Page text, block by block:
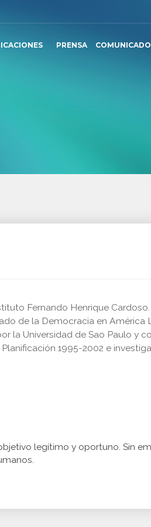
PRENSA
Fernando Henrique
de la Democracia en América
la Universidad de Sao Paulo y
1995-2002 e
legítimo y oportuno. Sin